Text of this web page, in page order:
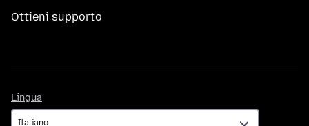
Ottieni supporto
Lingua